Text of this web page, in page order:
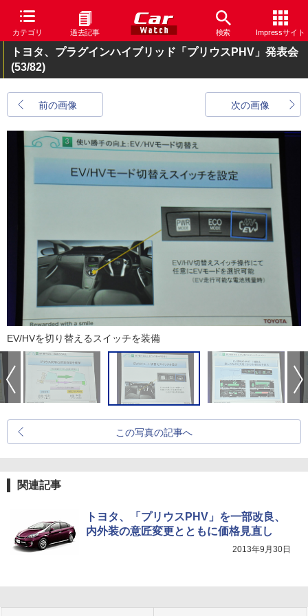
カテゴリ 過去記事 検索 Impressサイト
トヨタ、プラグインハイブリッド「プリウスPHV」発表会
(53/82)
前の画像 次の画像
EV/HVを切り替えるスイッチを装備
この写真の記事へ
関連記事
トヨタ、「プリウスPHV」を一部改良、
内外装の意匠変更とともに価格見直し
2013年9月30日